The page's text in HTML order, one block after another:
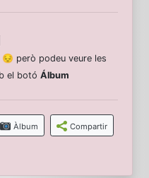
però podeu veure les
el botó Álbum
Àlbum Compartir